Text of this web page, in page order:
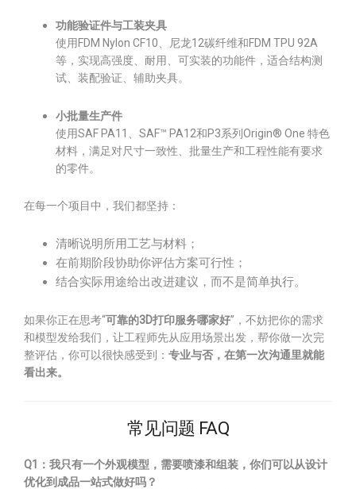
功能验证件与工装夹具
使用FDM Nylon CF10、尼龙12碳纤维和FDM TPU 92A
等，实现高强度、耐用、可实装的功能件，适合结构测
试、装配验证、辅助夹具。
小批量生产件
使用SAF PA11、SAF™ PA12和P3系列Origin® One 特色
材料，满足对尺寸一致性、批量生产和工程性能有要求
的零件。
在每一个项目中，我们都坚持：
清晰说明所用工艺与材料；
在前期阶段协助你评估方案可行性；
结合实际用途给出改进建议，而不是简单执行。
如果你正在思考“可靠的3D打印服务哪家好”，不妨把你的需求
和模型发给我们，让工程师先从应用场景出发，帮你做一次完
整评估，你可以很快感受到： 专业与否，在第一次沟通里就能
看出来。
常见问题 FAQ
Q1：我只有一个外观模型，需要喷漆和组装，你们可以从设计
优化到成品一站式做好吗？